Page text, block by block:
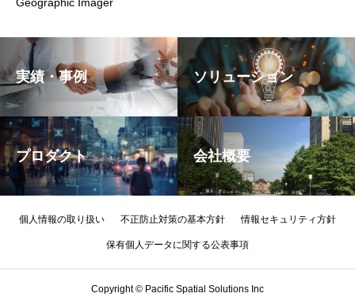
実績・事例 ソリューション
プロダクト 会社概要
個人情報の取り扱い 不正防止対策の基本方針 情報セキュリティ方針
保有個人データに関する公表事項
Copyright © Pacific Spatial Solutions Inc